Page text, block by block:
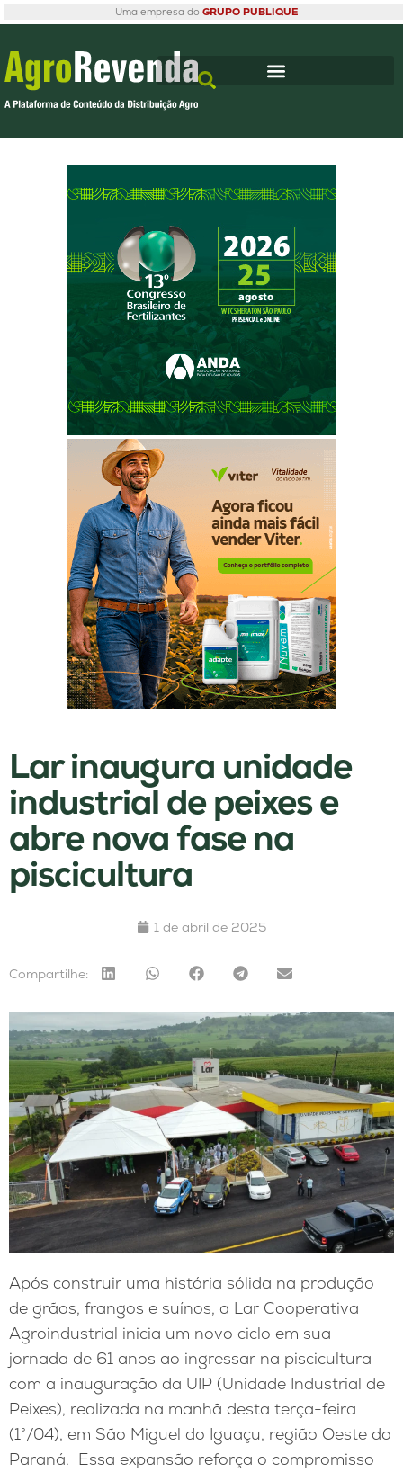
Uma empresa do GRUPO PUBLIQUE
Lar inaugura unidade
industrial de peixes e
abre nova fase na
piscicultura
1 de abril de 2025
Compartilhe:
Após construir uma história sólida na produção
de grãos, frangos e suínos, a Lar Cooperativa
Agroindustrial inicia um novo ciclo em sua
jornada de 61 anos ao ingressar na piscicultura
com a inauguração da UIP (Unidade Industrial de
Peixes), realizada na manhã desta terça-feira
(1°/04), em São Miguel do Iguaçu, região Oeste do
Paraná. Essa expansão reforça o compromisso